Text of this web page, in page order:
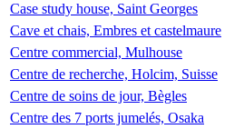
Case study house, Saint Georges
Cave et chais, Embres et castelmaure
Centre commercial, Mulhouse
Centre de recherche, Holcim, Suisse
Centre de soins de jour, Bègles
Centre des 7 ports jumelés, Osaka